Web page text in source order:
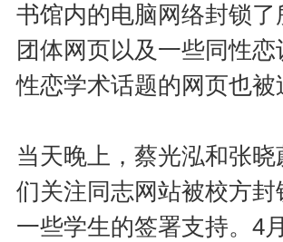
书馆内的电脑网络封锁
团体网页以及一些同性
性恋学术话题的网页也被
当天晚上，蔡光泓和张
们关注同志网站被校方
一些学生的签署支持。4